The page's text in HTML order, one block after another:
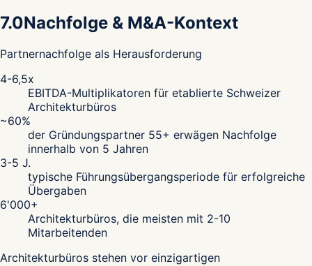
7.0Nachfolge & M&A-Kontext
Partnernachfolge als Herausforderung
4-6,5x
EBITDA-Multiplikatoren für etablierte Schweizer
Architekturbüros
~60%
der Gründungspartner 55+ erwägen Nachfolge
innerhalb von 5 Jahren
3-5 J.
typische Führungsübergangsperiode für erfolgreiche
Übergaben
6'000+
Architekturbüros, die meisten mit 2-10
Mitarbeitenden
Architekturbüros stehen vor einzigartigen